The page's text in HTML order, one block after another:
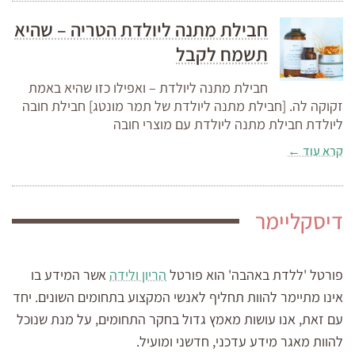
חבילת מתנה ליולדת הטריה – שהיא
תשמח לקבל
חבילת מתנה ליולדת – ואפילו כזו שהיא באמת
זקוקה לה. [חבילת מתנה ליולדת של תמר מונטג] חבילת חובה
ליולדת חבילת מתנה ליולדת עם מוצרי חובה
קרא עוד ←
דיסקליימר
פורטל 'ללדת באהבה' הוא פורטל הריון ולידה אשר המידע בו
אינו מתיימר להוות תחליף לאנשי המקצוע בתחומים השונים. יחד
עם זאת, אנו עושות מאמץ גדול בחקר התחומים, על מנת שנוכל
להוות מאגר מידע עדכני, חדשני ומועיל.